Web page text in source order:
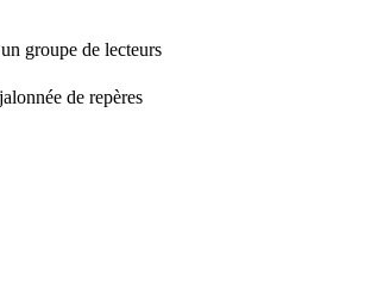
groupe de lecteurs
de repères